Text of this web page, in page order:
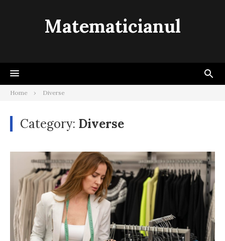
Matematicianul
Home Diverse
Category: Diverse